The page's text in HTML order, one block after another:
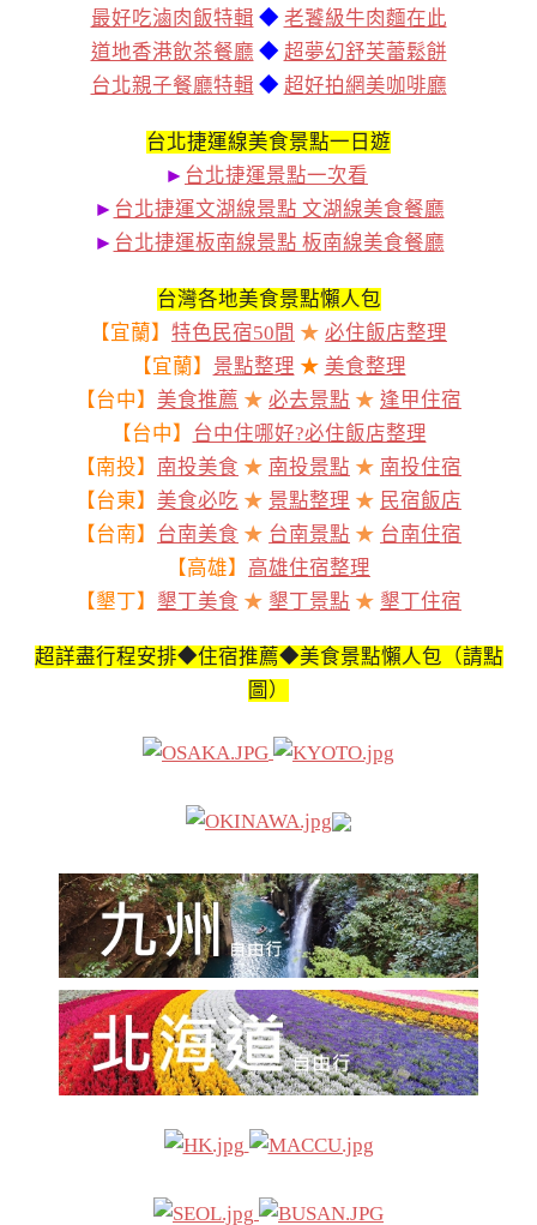
最好吃滷肉飯特輯 ◆ 老饕級牛肉麵在此
道地香港飲茶餐廳 ◆ 超夢幻舒芙蕾鬆餅
台北親子餐廳特輯 ◆ 超好拍網美咖啡廳
台北捷運線美食景點一日遊
► 台北捷運景點一次看
► 台北捷運文湖線景點 文湖線美食餐廳
► 台北捷運板南線景點 板南線美食餐廳
台灣各地美食景點懶人包
【宜蘭】 特色民宿50間 ★ 必住飯店整理
【宜蘭】 景點整理 ★ 美食整理
【台中】 美食推薦 ★ 必去景點 ★ 逢甲住宿
【台中】 台中住哪好?必住飯店整理
【南投】 南投美食 ★ 南投景點 ★ 南投住宿
【台東】 美食必吃 ★ 景點整理 ★ 民宿飯店
【台南】 台南美食 ★ 台南景點 ★ 台南住宿
【高雄】 高雄住宿整理
【墾丁】 墾丁美食 ★ 墾丁景點 ★ 墾丁住宿
超詳盡行程安排◆住宿推薦◆美食景點懶人包（請點
圖）